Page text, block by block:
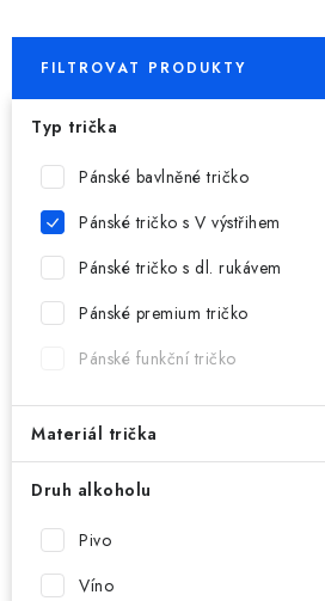
VLASTNÍ MOTIV
TRIČKA
OKAMŽITĚ K ODBĚRU
B2B
VÁNOCE
O nás Časté otázky
FILTROVAT PRODUKTY
Typ trička
Pánské bavlněné tričko
Pánské tričko s V výstřihem
Pánské tričko s dl. rukávem
Pánské premium tričko
Pánské funkční tričko
Materiál trička
Druh alkoholu
Pivo
Víno